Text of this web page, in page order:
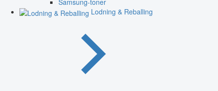
Samsung-toner
Lodning & Reballing